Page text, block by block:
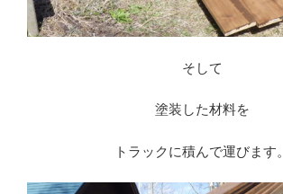
そして
塗装した材料を
トラックに積んで運びます。